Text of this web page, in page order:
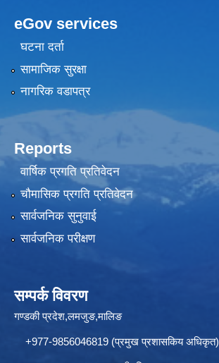
eGov services
घटना दर्ता
सामाजिक सुरक्षा
नागरिक वडापत्र
Reports
वार्षिक प्रगति प्रतिवेदन
चौमासिक प्रगति प्रतिवेदन
सार्वजनिक सुनुवाई
सार्वजनिक परीक्षण
सम्पर्क विवरण
गण्डकी प्रदेश,लमजुङ,मालिङ
+977-9856046819 (प्रमुख प्रशासकिय अधिकृत)